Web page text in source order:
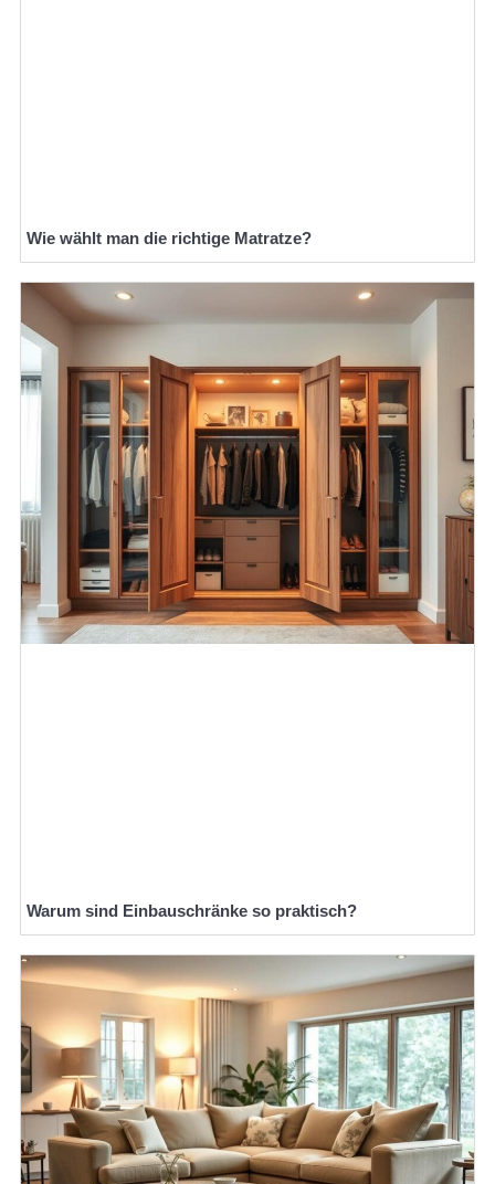
Wie wählt man die richtige Matratze?
Warum sind Einbauschränke so praktisch?